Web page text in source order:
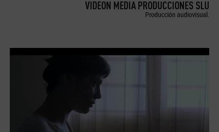
VIDEON MEDIA PRODUCCIONES SLU
Producción audiovisual.